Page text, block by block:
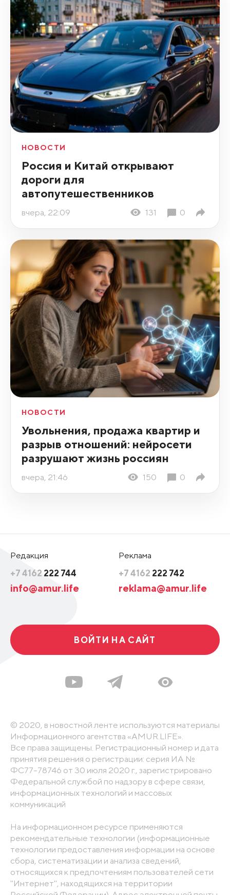
НОВОСТИ
Россия и Китай открывают
дороги для
автопутешественников
вчера, 22:09 131 0
НОВОСТИ
Увольнения, продажа квартир и
разрыв отношений: нейросети
разрушают жизнь россиян
вчера, 21:46 150 0
Редакция
+7 4162 222 744
info@amur.life
Реклама
+7 4162 222 742
reklama@amur.life
ВОЙТИ НА САЙТ
© 2020, в новостной ленте используются материалы
Информационного агентства «AMUR.LIFE».
Все права защищены. Регистрационный номер и дата
принятия решения о регистрации: серия ИА №
ФС77-78746 от 30 июля 2020 г., зарегистрировано
Федеральной службой по надзору в сфере связи,
информационных технологий и массовых
коммуникаций
На информационном ресурсе применяются
рекомендательные технологии (информационные
технологии предоставления информации на основе
сбора, систематизации и анализа сведений,
относящихся к предпочтениям пользователей сети
"Интернет", находящихся на территории